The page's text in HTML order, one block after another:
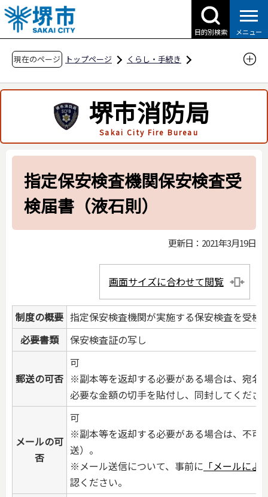
こ
の
ペ
の
で
目的別検索 メニュー
現在のページ トップページ
くらし・手続き
申請・届出用紙
高圧ガス保安法関係
液化石油ガス保安規則関係
指定保安検査機関保安検査受検届書（液石則）
堺市消防局
Sakai City Fire Bureau
指定保安検査機関保安検査受
検届書（液石則）
更新日：2021年3月19日
画面サイズに合わせて閲覧
制度の概要 指定保安検査機関が実施する保安検査を受検
必要書類
保安検査証の写し
郵送の可否
可
※副本等を返却する必要がある場合は、宛名
必要な金額の切手を貼付し、同封してくださ
メールの可
否
可
※副本等を返却する必要がある場合は、不可
送）。
※メール送信について、事前に 「メールによ
認ください。